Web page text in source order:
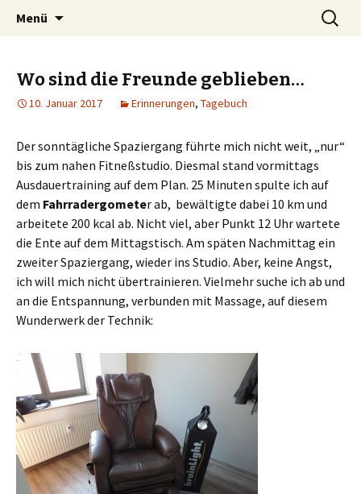
Peter Grau
Menü
Suchen
nach:
Wo sind die Freunde geblieben…
10. Januar 2017 Erinnerungen, Tagebuch
Der sonntägliche Spaziergang führte mich nicht weit, „nur“
bis zum nahen Fitneßstudio. Diesmal stand vormittags
Ausdauertraining auf dem Plan. 25 Minuten spulte ich auf
dem Fahrradergometer ab, bewältigte dabei 10 km und
arbeitete 200 kcal ab. Nicht viel, aber Punkt 12 Uhr wartete
die Ente auf dem Mittagstisch. Am späten Nachmittag ein
zweiter Spaziergang, wieder ins Studio. Aber, keine Angst,
ich will mich nicht übertrainieren. Vielmehr suche ich ab und
an die Entspannung, verbunden mit Massage, auf diesem
Wunderwerk der Technik: